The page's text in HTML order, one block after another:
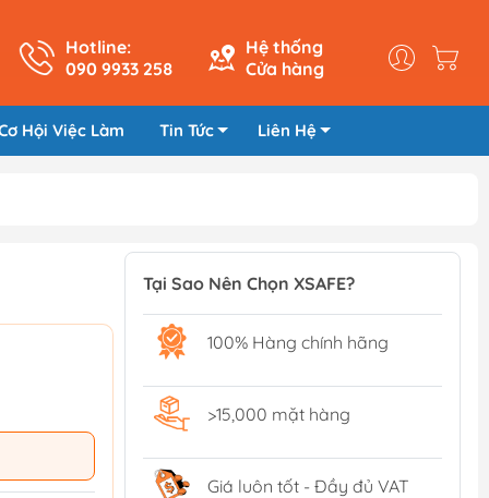
Hotline:
090 9933 258
Hệ thống
Cửa hàng
Hội Việc Làm Tin Tức Liên Hệ
Tại Sao Nên Chọn XSAFE?
100% Hàng chính hãng
>15,000 mặt hàng
Giá luôn tốt - Đầy đủ VAT